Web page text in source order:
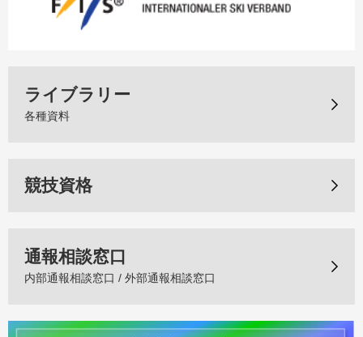
ライブラリー
各種資料
競技資格
通報相談窓口
内部通報相談窓口 / 外部通報相談窓口